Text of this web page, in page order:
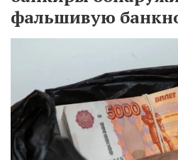
фальшивую